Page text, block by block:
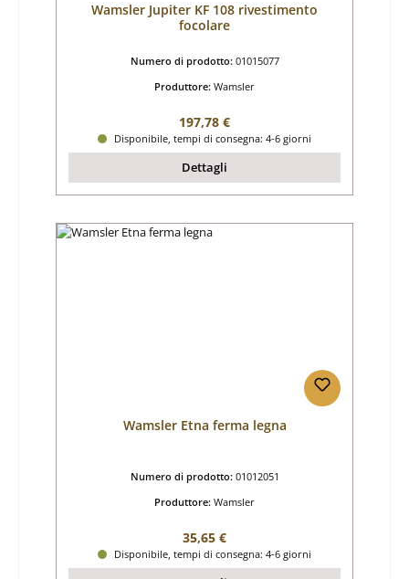
Wamsler Jupiter KF 108 rivestimento
focolare
Numero di prodotto: 01015077
Produttore: Wamsler
Prezzo normale:
197,78 €
Disponibile, tempi di consegna: 4-6 giorni
Dettagli
Wamsler Etna ferma legna
Numero di prodotto: 01012051
Produttore: Wamsler
Prezzo normale:
35,65 €
Disponibile, tempi di consegna: 4-6 giorni